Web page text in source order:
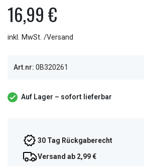
16,99 €
inkl. MwSt. /Versand
Art.nr: 0B320261
Auf Lager – sofort lieferbar
30 Tag Rückgaberecht
Versand ab 2,99 €